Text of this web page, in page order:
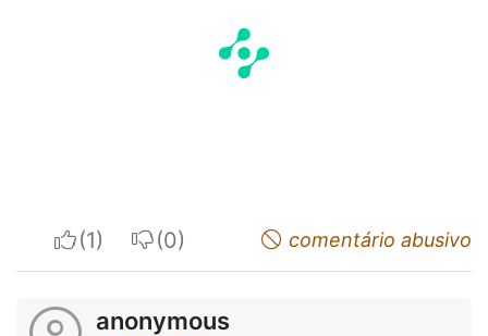
I apreciateI do not appreciatecomentário abusivo
anonymous